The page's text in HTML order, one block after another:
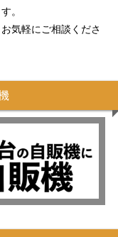
。
気軽にご相談くださ